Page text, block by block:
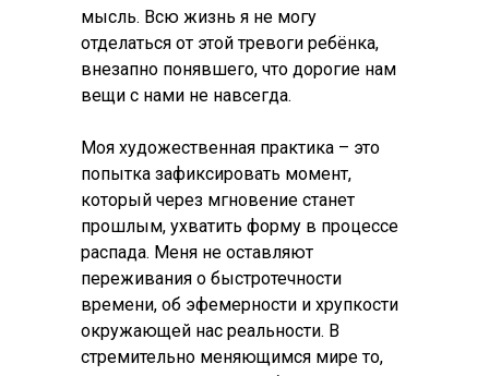
мысль. Всю жизнь я не могу
отделаться от этой тревоги ребёнка,
внезапно понявшего, что дорогие нам
вещи с нами не навсегда.
Моя художественная практика – это
попытка зафиксировать момент,
который через мгновение станет
прошлым, ухватить форму в процессе
распада. Меня не оставляют
переживания о быстротечности
времени, об эфемерности и хрупкости
окружающей нас реальности. В
стремительно меняющимся мире то,